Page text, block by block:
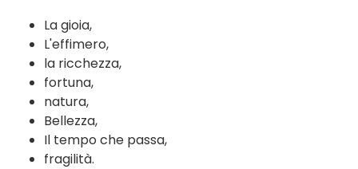
La gioia,
L'effimero,
la ricchezza,
fortuna,
natura,
Bellezza,
Il tempo che passa,
fragilità.